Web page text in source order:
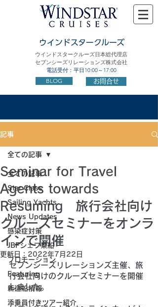
ウインドスタークルーズ
ウインドスタークルーズ日本総代理店
セブンシーズリレーションズ株式会社
電話受付：平日10:00～17:00
BLOG お問合せ
記事
全ての記事
Star Class
Sailing Yachts
News Updates
感染症対策
JBFシェフ乗船
プロモーション
Featuring
新造船情報
添乗員付きツアー紹介
全ての記事
Seminar for Travel
Agents towards
Resuming 旅行会社向け
クルーズセミナーをオンラ
インで開催
更新日： 2022年7月22日
セブンシーズリレーションズ主催、旅
行会社向けのクルーズセミナーを開催
しました。